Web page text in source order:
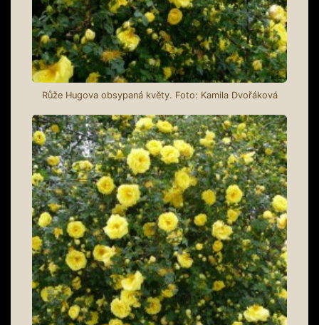
Růže Hugova obsypaná květy. Foto: Kamila Dvořáková